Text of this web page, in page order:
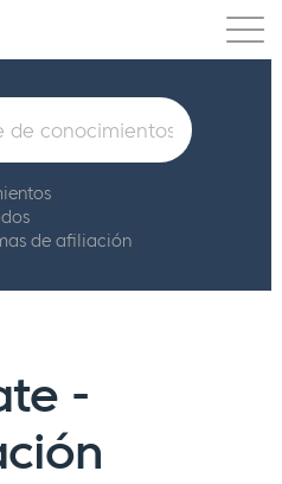
Precios
de afiliación
-